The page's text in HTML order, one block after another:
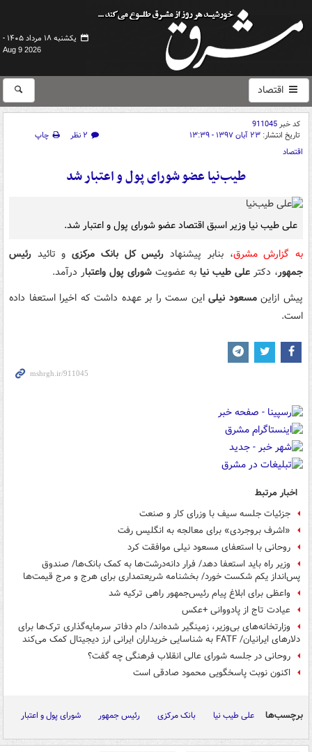
یکشنبه ۱۸ مرداد ۱۴۰۵ -
Aug 9 2026
اقتصاد
کد خبر911045
تاریخ انتشار: ۲۳ آبان ۱۳۹۷ - ۱۳:۳۹ ۲ نظر
چاپ
اقتصاد
طیب‌نیا عضو شورای پول و اعتبار شد
علی طیب نیا وزیر اسبق اقتصاد عضو شورای پول و اعتبار شد.
به گزارش مشرق، بنابر پیشنهاد رئیس کل بانک مرکزیو تائید رئیس
جمهور، دکتر علی طیب نیا به عضویت شورای پول واعتبار درآمد.
پیش ازاینمسعود نیلیاین سمت را بر عهده داشت که اخیرا استعفا داده
است.
اخبار مرتبط
جزئیات جلسه سیف با وزرای کار و صنعت
«اشرف بروجردی» برای معالجه به انگلیس رفت
روحانی با استعفای مسعود نیلی موافقت کرد
وزیر راه باید استعفا دهد/ فرار دانه‌درشت‌ها به کمک بانک‌ها/ صندوق
پس‌انداز یکم شکست خورد/ بخشنامه شریعتمداری برای هرج و مرج قیمت‌ها
واعظی برای ابلاغ پیام رئیس‌جمهور راهی ترکیه شد
عیادت تاج از پادووانی +عکس
وزارتخانه‌های بی‌وزیر، زمینگیر شده‌اند/ دام دفاتر سرمایه‌گذاری ترک‌ها برای
دلارهای ایرانیان/ FATF به شناسایی خریداران ایرانی ارز دیجیتال کمک می‌کند
روحانی در جلسه شورای عالی انقلاب فرهنگی چه گفت؟
اکنون نوبت پاسخگویی محمود صادقی است
برچسب‌ها علی طیب نیا بانک مرکزی رئیس جمهور شورای پول و اعتبار